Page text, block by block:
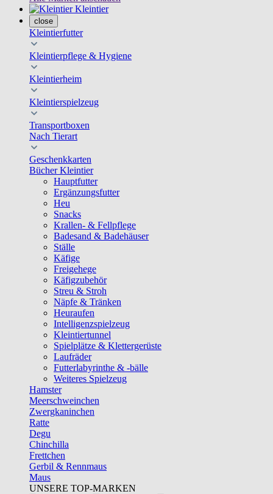
Kleintier
close
Kleintierfutter
Kleintierpflege & Hygiene
Kleintierheim
Kleintierspielzeug
Transportboxen
Nach Tierart
Geschenkkarten
Bücher Kleintier
Hauptfutter
Ergänzungsfutter
Heu
Snacks
Krallen- & Fellpflege
Badesand & Badehäuser
Ställe
Käfige
Freigehege
Käfigzubehör
Streu & Stroh
Näpfe & Tränken
Heuraufen
Intelligenzspielzeug
Kleintiertunnel
Spielplätze & Klettergerüste
Laufräder
Futterlabyrinthe & -bälle
Weiteres Spielzeug
Hamster
Meerschweinchen
Zwergkaninchen
Ratte
Degu
Chinchilla
Frettchen
Gerbil & Rennmaus
Maus
UNSERE TOP-MARKEN